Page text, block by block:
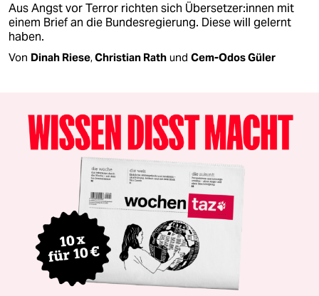
Aus Angst vor Terror richten sich Über­set­ze­r:in­nen mit
einem Brief an die Bundesregierung. Diese will gelernt
haben.
Von Dinah Riese,Christian Rath und Cem-Odos Güler